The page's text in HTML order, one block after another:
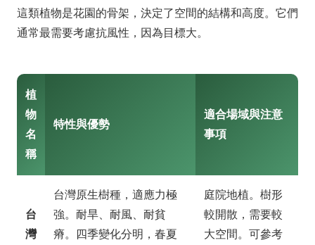
這類植物是花園的骨架，決定了空間的結構和高度。它們
通常最需要考慮抗風性，因為目標大。
植
物
名
稱
特性與優勢
適合場域與注意
事項
台
灣
台灣原生樹種，適應力極
強。耐旱、耐風、耐貧
瘠。四季變化分明，春夏
庭院地植。樹形
較開散，需要較
大空間。可參考